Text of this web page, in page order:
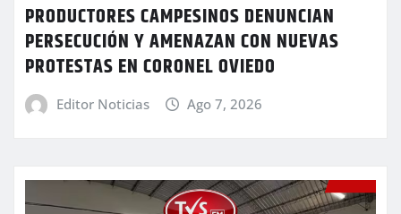
PRODUCTORES CAMPESINOS DENUNCIAN
PERSECUCIÓN Y AMENAZAN CON NUEVAS
PROTESTAS EN CORONEL OVIEDO
Editor Noticias Ago 7, 2026